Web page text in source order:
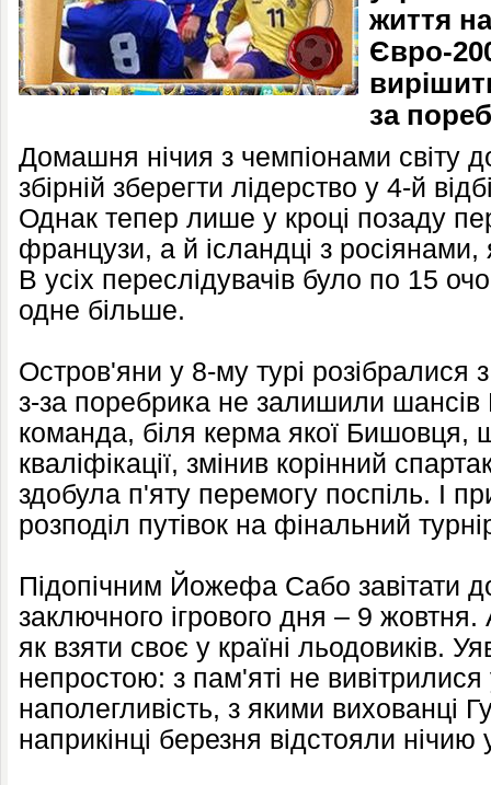
життя на
Євро-
за
Домашня нічия з чемпіонами світу
збірній зберегти лідерство у 4-й
Однак тепер лише у кроці позаду
французи, а й ісландці з росіянами,
В усіх переслідувачів було по 15
одне більше.
Остров'яни у 8-му турі розібралися
з-за поребрика не залишили шансів
команда, біля керма якої Бишовця,
кваліфікації, змінив корінний
здобула п'яту перемогу поспіль. І
розподіл путівок на фінальний
Підопічним Йожефа Сабо завітати
заключного ігрового дня – 9
як взяти своє у країні льодовиків.
непростою: з пам'яті не вивітрилися
наполегливість, з якими вихованці
наприкінці березня відстояли нічию